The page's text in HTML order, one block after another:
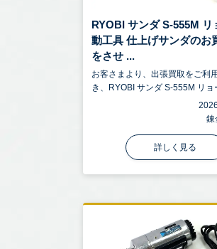
RYOBI サンダ S-555M リ
動工具 仕上げサンダのお
をさせ ...
お客さまより、出張買取をご利
き、RYOBI サンダ S-555M リョ
錬
詳しく見る